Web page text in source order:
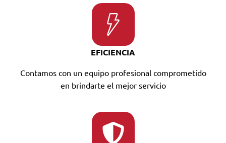
EFICIENCIA
Contamos con un equipo profesional comprometido
en brindarte el mejor servicio